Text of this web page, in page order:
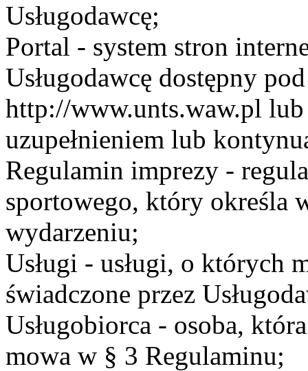
Usługodawcę;
Portal - system stron
Usługodawcę dostępny
http://www.unts.waw.pl lub
uzupełnieniem lub
Regulamin imprezy -
sportowego, który określa
wydarzeniu;
Usługi - usługi, o których
świadczone przez
Usługobiorca - osoba,
mowa w § 3 Regulaminu;